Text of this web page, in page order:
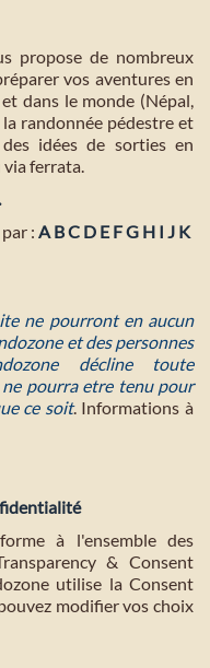
propose de nombreux
vos aventures en
dans le monde (Népal,
la randonnée pédestre et
idées de sorties en
ferrata.
: A BC D E FG H I J K
ne pourront en aucun
et des personnes
décline toute
pourra etre tenu pour
ce soit. Informations à
à l'ensemble des
& Consent
utilise la Consent
modifier vos choix